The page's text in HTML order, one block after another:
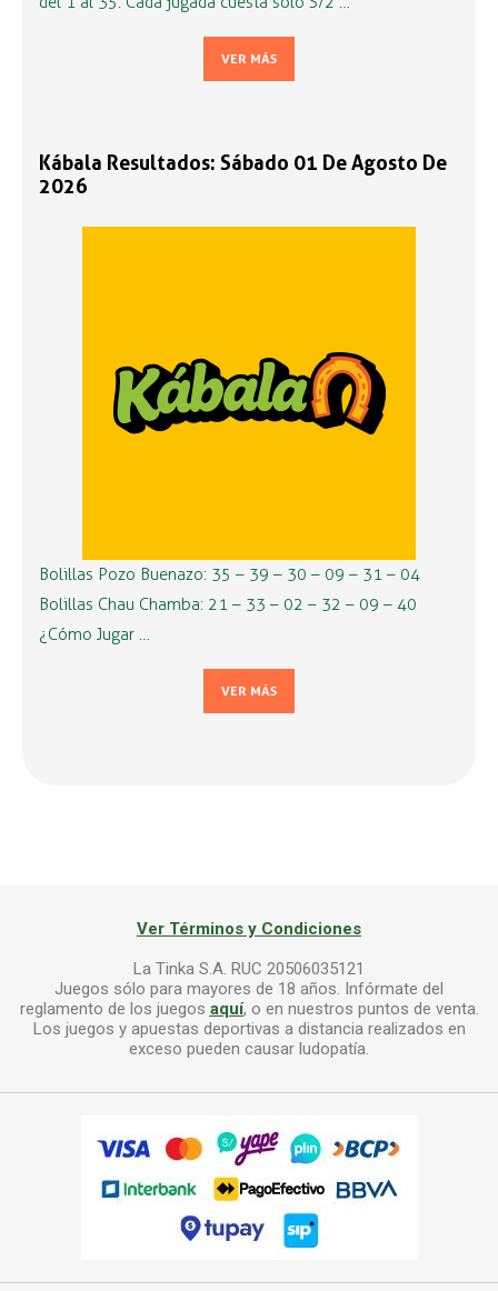
VER MÁS
Kábala Resultados: Sábado 01 De Agosto De
2026
Bolillas Pozo Buenazo: 35 – 39 – 30 – 09 – 31 – 04
Bolillas Chau Chamba: 21 – 33 – 02 – 32 – 09 – 40
¿Cómo Jugar …
VER MÁS
Ver Términos y Condiciones
La Tinka S.A. RUC 20506035121
Juegos sólo para mayores de 18 años. Infórmate del
reglamento de los juegos aquí, o en nuestros puntos de venta.
Los juegos y apuestas deportivas a distancia realizados en
exceso pueden causar ludopatía.